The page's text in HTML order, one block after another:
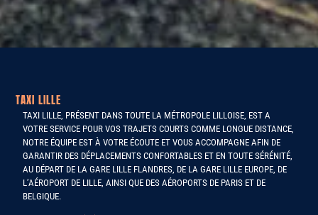
TAXI LILLE
TAXI LILLE, PRÉSENT DANS TOUTE LA MÉTROPOLE LILLOISE, EST A
VOTRE SERVICE POUR VOS TRAJETS COURTS COMME LONGUE DISTANCE,
NOTRE ÉQUIPE EST À VOTRE ÉCOUTE ET VOUS ACCOMPAGNE AFIN DE
GARANTIR DES DÉPLACEMENTS CONFORTABLES ET EN TOUTE SÉRÉNITÉ,
AU DÉPART DE LA GARE LILLE FLANDRES, DE LA GARE LILLE EUROPE, DE
L’AÉROPORT DE LILLE, AINSI QUE DES AÉROPORTS DE PARIS ET DE
BELGIQUE.